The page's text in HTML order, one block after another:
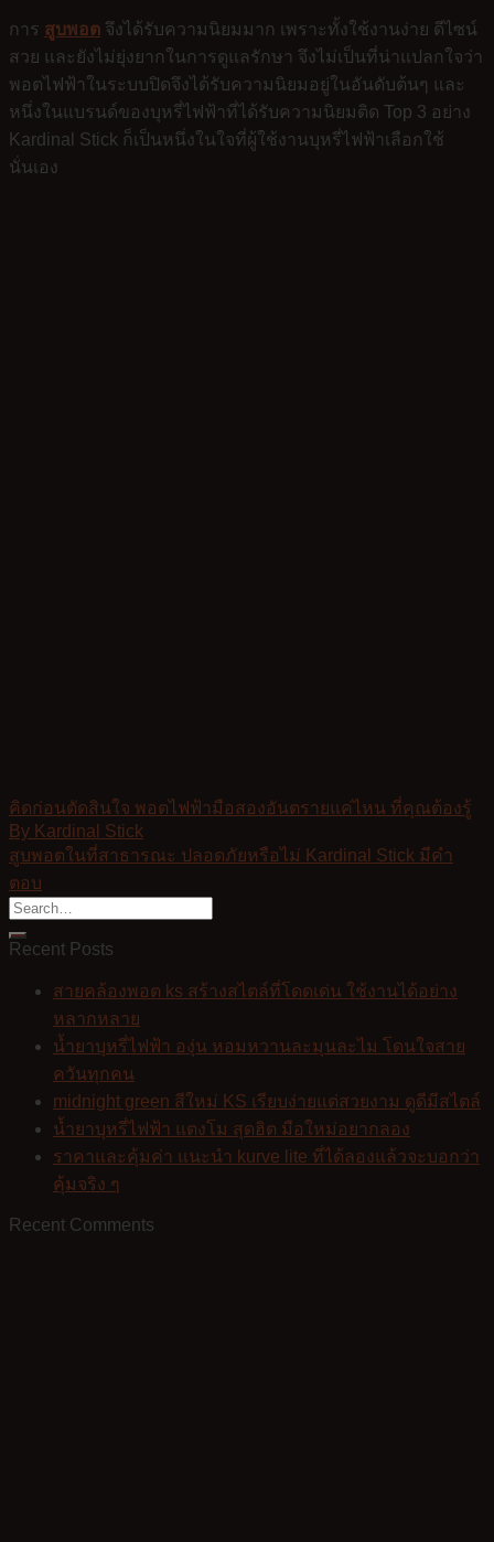
การ สูบพอต จึงได้รับความนิยมมาก เพราะทั้งใช้งานง่าย ดีไซน์
สวย และยังไม่ยุ่งยากในการดูแลรักษา จึงไม่เป็นที่น่าแปลกใจว่า
พอตไฟฟ้าในระบบปิดจึงได้รับความนิยมอยู่ในอันดับต้นๆ และ
หนึ่งในแบรนด์ของบุหรี่ไฟฟ้าที่ได้รับความนิยมติด Top 3 อย่าง
Kardinal Stick ก็เป็นหนึ่งในใจที่ผู้ใช้งานบุหรี่ไฟฟ้าเลือกใช้
นั่นเอง
คิดก่อนตัดสินใจ พอตไฟฟ้ามือสองอันตรายแค่ไหน ที่คุณต้องรู้
By Kardinal Stick
สูบพอตในที่สาธารณะ ปลอดภัยหรือไม่ Kardinal Stick มีคำ
ตอบ
Recent Posts
สายคล้องพอต ks สร้างสไตล์ที่โดดเด่น ใช้งานได้อย่าง
หลากหลาย
น้ำยาบุหรี่ไฟฟ้า องุ่น หอมหวานละมุนละไม โดนใจสาย
ควันทุกคน
midnight green สีใหม่ KS เรียบง่ายแต่สวยงาม ดูดีมีสไตล์
น้ำยาบุหรี่ไฟฟ้า แตงโม สุดฮิต มือใหม่อยากลอง
ราคาและคุ้มค่า แนะนำ kurve lite ที่ได้ลองแล้วจะบอกว่า
คุ้มจริง ๆ
Recent Comments